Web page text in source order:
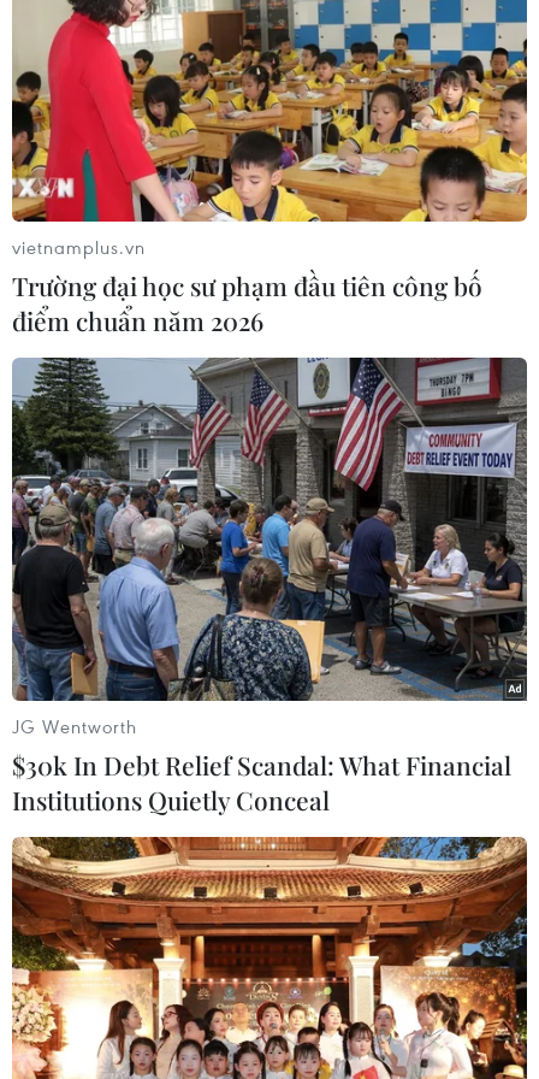
Nairobi sau khi đối tượng này dùng dao tấn công làm
một cảnh sát bị thương ở tay.
IS nhận tiến hành vụ tấn công Đại sứ quán
Mỹ ở Kenya
30/10/2016 01:32
Một đối tượng ủng hộ IS là người thực hiện vụ tấn công
hồi tuần trước nhằm vào một cảnh sát Kenya bên ngoài
Đại sứ quán Mỹ ở Nairobi.
vietnamplus.vn
Trường đại học sư phạm đầu tiên công bố
điểm chuẩn năm 2026
JG Wentworth
$30k In Debt Relief Scandal: What Financial
Institutions Quietly Conceal